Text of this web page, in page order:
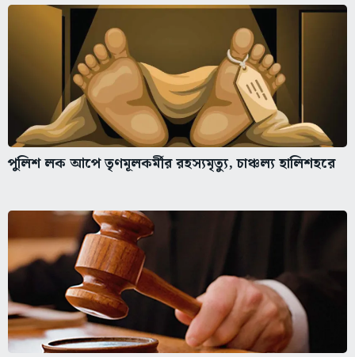
পুলিশ লক আপে তৃণমূলকর্মীর রহস্যমৃত্যু, চাঞ্চল্য হালিশহরে